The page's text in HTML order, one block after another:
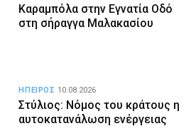
Καραμπόλα στην Εγνατία Οδό
στη σήραγγα Μαλακασίου
Στύλιος: Νόμος του κράτους η
αυτοκατανάλωση ενέργειας
ΗΠΕΙΡΟΣ 10.08.2026